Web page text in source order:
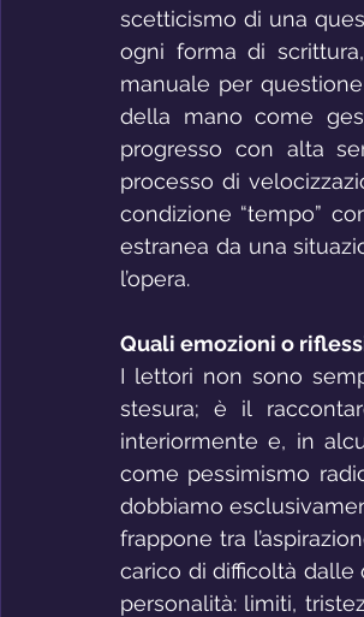
scetticismo di una
ogni forma di
manuale per
della mano come
progresso con alta
processo di
condizione “tempo”
estranea da una
l’opera.
Quali emozioni o
I lettori non sono
stesura; è il
interiormente e, in
come pessimismo
dobbiamo
frappone tra
carico di difficoltà
personalità: limiti,